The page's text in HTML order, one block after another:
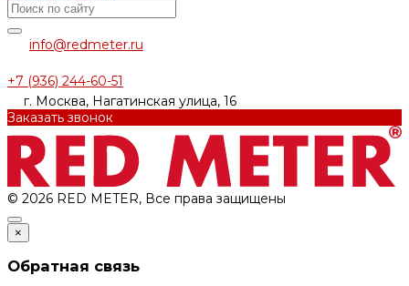
info@redmeter.ru
+7 (936) 244-60-51
г. Москва, Нагатинская улица, 16
Заказать звонок
© 2026 RED METER, Все права защищены
×
Обратная связь